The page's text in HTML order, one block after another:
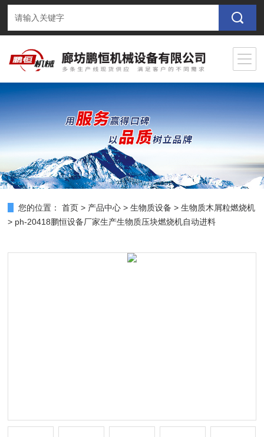
您的位置： 首页 > 产品中心 >生物质设备 >生物质木屑粒燃烧机
> ph-20418鹏恒设备厂家生产生物质压块燃烧机自动进料